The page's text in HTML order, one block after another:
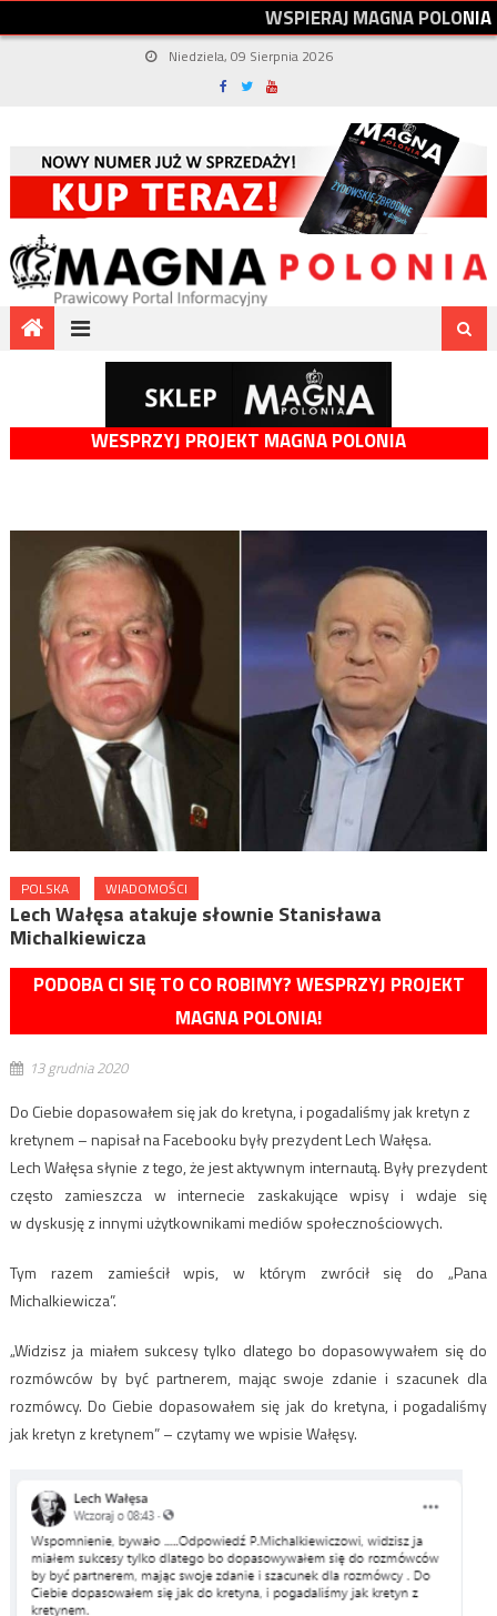
WSPIERAJMAGNAPOLONIA
Niedziela, 09 Sierpnia 2026
WESPRZYJ PROJEKT MAGNA POLONIA
POLSKA WIADOMOŚCI
Lech Wałęsa atakuje słownie Stanisława
Michalkiewicza
PODOBA CI SIĘ TO CO ROBIMY? WESPRZYJ PROJEKT
MAGNA POLONIA!
13 grudnia 2020
Do Ciebie dopasowałem się jak do kretyna, i pogadaliśmy jak kretyn z
kretynem – napisał na Facebooku były prezydent Lech Wałęsa.
Lech Wałęsa słynie z tego, że jest aktywnym internautą. Były prezydent
często zamieszcza w internecie zaskakujące wpisy i wdaje się
w dyskusję z innymi użytkownikami mediów społecznościowych.
Tym razem zamieścił wpis, w którym zwrócił się do „Pana
Michalkiewicza”.
„Widzisz ja miałem sukcesy tylko dlatego bo dopasowywałem się do
rozmówców by być partnerem, mając swoje zdanie i szacunek dla
rozmówcy. Do Ciebie dopasowałem się jak do kretyna, i pogadaliśmy
jak kretyn z kretynem” – czytamy we wpisie Wałęsy.